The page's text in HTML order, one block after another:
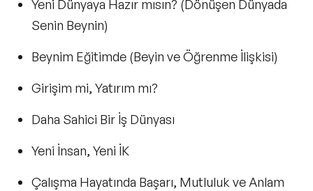
Yeni Dünyaya Hazır mısın? (Dönüşen Dünyada
Senin Beynin)
Beynim Eğitimde (Beyin ve Öğrenme İlişkisi)
Girişim mi, Yatırım mı?
Daha Sahici Bir İş Dünyası
Yeni İnsan, Yeni İK
Çalışma Hayatında Başarı, Mutluluk ve Anlam
Yapay Zeka Konuşmacıları
Pazarlama & Yaratıcılık Konuşmacıları
Mindfulness Konuşmacıları
Dijital Dönüşüm Konuşmacıları
İlham Veren Konuşmacılar
Değişim Yönetimi Konuşmacıları
Filtrele